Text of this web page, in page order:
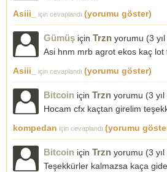
Asiii_
için cevaplandı (yorumu göster)
Gümüş için Trzn yorumu (3
Asi hnm mrb agrot ekos kaç lot
Asiii_
için cevaplandı (yorumu göster)
Bitcoin için Trzn yorumu (3
Hocam cfx kaçtan girelim
kompedan için cevaplandı (yorumu
Bitcoin için Trzn yorumu (3
Teşekkürler kalmazsa kaça